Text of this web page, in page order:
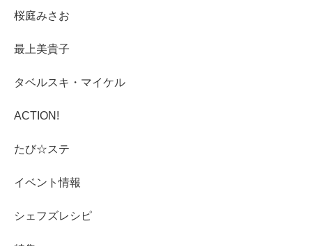
桜庭みさお
最上美貴子
タベルスキ・マイケル
ACTION!
たび☆ステ
イベント情報
シェフズレシピ